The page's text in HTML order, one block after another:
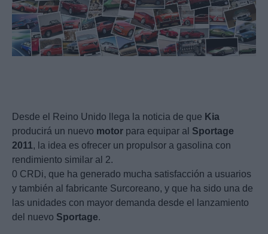
Desde el Reino Unido llega la noticia de que Kia
producirá un nuevo motor para equipar al Sportage
2011, la idea es ofrecer un propulsor a gasolina con
rendimiento similar al 2.
0 CRDi, que ha generado mucha satisfacción a usuarios
y también al fabricante Surcoreano, y que ha sido una de
las unidades con mayor demanda desde el lanzamiento
del nuevo Sportage.